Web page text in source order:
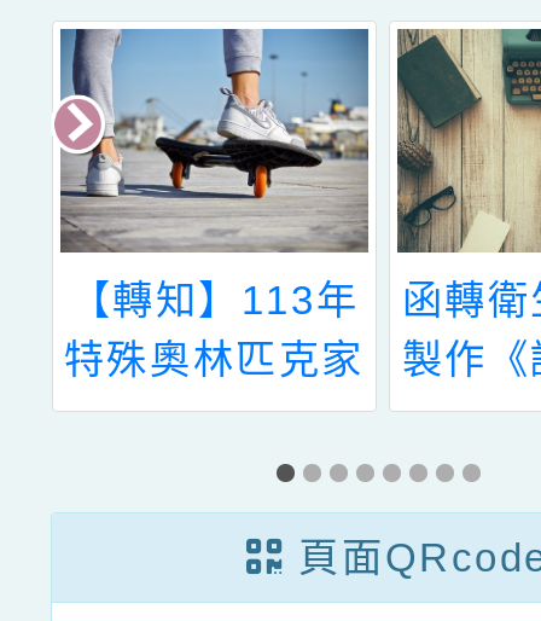
【轉知】113年
特殊奧林匹克家
庭運動健康講習
會資訊
函轉
製作
障礙
求》
單位
訓練
頁面